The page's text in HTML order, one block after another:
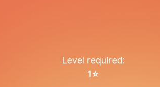
Level required:
1⭐